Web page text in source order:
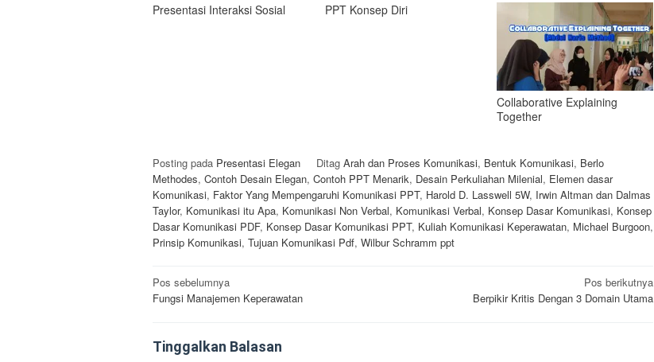
Presentasi Interaksi Sosial PPT Konsep Diri
Collaborative Explaining
Together
Posting pada Presentasi Elegan Ditag Arah dan Proses Komunikasi, Bentuk Komunikasi, Berlo
Methodes, Contoh Desain Elegan, Contoh PPT Menarik, Desain Perkuliahan Milenial, Elemen dasar
Komunikasi, Faktor Yang Mempengaruhi Komunikasi PPT, Harold D. Lasswell 5W, Irwin Altman dan Dalmas
Taylor, Komunikasi itu Apa, Komunikasi Non Verbal, Komunikasi Verbal, Konsep Dasar Komunikasi, Konsep
Dasar Komunikasi PDF, Konsep Dasar Komunikasi PPT, Kuliah Komunikasi Keperawatan, Michael Burgoon,
Prinsip Komunikasi, Tujuan Komunikasi Pdf, Wilbur Schramm ppt
Navigasi
pos
Pos sebelumnya
Fungsi Manajemen Keperawatan
Pos berikutnya
Berpikir Kritis Dengan 3 Domain Utama
Tinggalkan Balasan